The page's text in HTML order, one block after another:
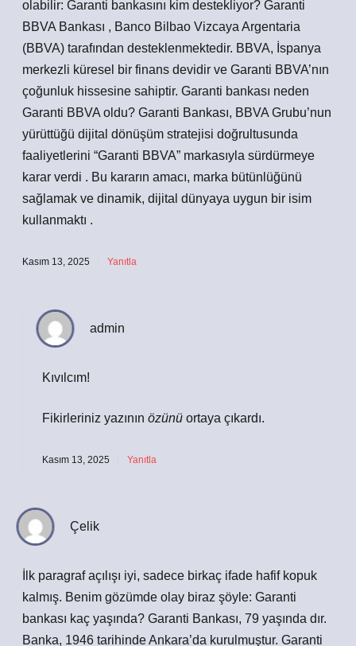
olabilir: Garanti bankasını kim destekliyor? Garanti
BBVA Bankası , Banco Bilbao Vizcaya Argentaria
(BBVA) tarafından desteklenmektedir. BBVA, İspanya
merkezli küresel bir finans devidir ve Garanti BBVA’nın
çoğunluk hissesine sahiptir. Garanti bankası neden
Garanti BBVA oldu? Garanti Bankası, BBVA Grubu’nun
yürüttüğü dijital dönüşüm stratejisi doğrultusunda
faaliyetlerini “Garanti BBVA” markasıyla sürdürmeye
karar verdi . Bu kararın amacı, marka bütünlüğünü
sağlamak ve dinamik, dijital dünyaya uygun bir isim
kullanmaktı .
Kasım 13, 2025 Yanıtla
admin
Kıvılcım!
Fikirleriniz yazının özünü ortaya çıkardı.
Kasım 13, 2025 Yanıtla
Çelik
İlk paragraf açılışı iyi, sadece birkaç ifade hafif kopuk
kalmış. Benim gözümde olay biraz şöyle: Garanti
bankası kaç yaşında? Garanti Bankası, 79 yaşında dır.
Banka, 1946 tarihinde Ankara’da kurulmuştur. Garanti